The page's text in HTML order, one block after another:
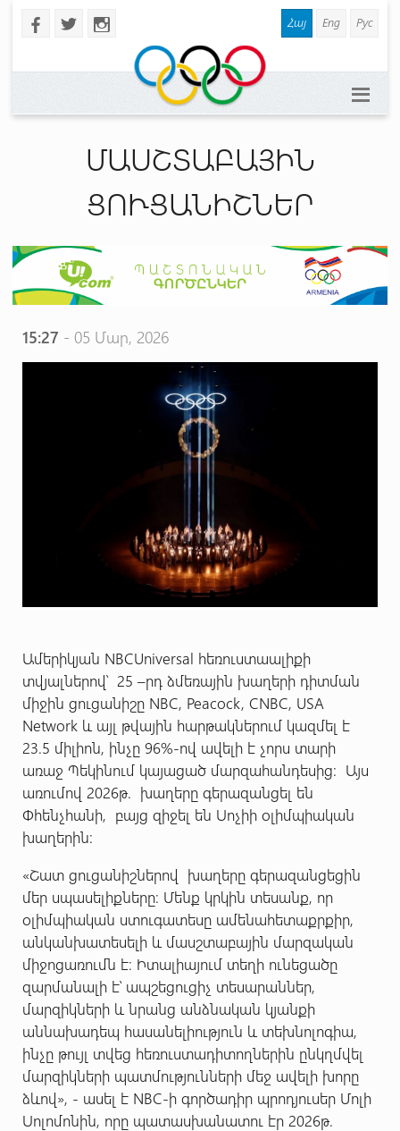
b a x Հայ Eng Рус
ՄԱՍՇՏԱԲԱՅԻՆ
ՑՈՒՑԱՆԻՇՆԵՐ
15:27 - 05 Մար, 2026
Ամերիկյան NBCUniversal հեռուստաալիքի
տվյալներով՝ 25 –րդ ձմեռային խաղերի դիտման
միջին ցուցանիշը NBC, Peacock, CNBC, USA
Network և այլ թվային հարթակներում կազմել է
23.5 միլիոն, ինչը 96%-ով ավելի է չորս տարի
առաջ Պեկինում կայացած մարզահանդեսից: Այս
առումով 2026թ. խաղերը գերազանցել են
Փհենչհանի, բայց զիջել են Սոչիի օլիմպիական
խաղերին։
«Շատ ցուցանիշներով խաղերը գերազանցեցին
մեր սպասելիքները։ Մենք կրկին տեսանք, որ
օլիմպիական ստուգատեսը ամենահետաքրքիր,
անկանխատեսելի և մասշտաբային մարզական
միջոցառումն է։ Իտալիայում տեղի ունեցածը
զարմանալի է՝ ապշեցուցիչ տեսարաններ,
մարզիկների և նրանց անձնական կյանքի
աննախադեպ հասանելիություն և տեխնոլոգիա,
ինչը թույլ տվեց հեռուստադիտողներին ընկղմվել
մարզիկների պատմությունների մեջ ավելի խորը
ձևով», - ասել է NBC-ի գործադիր պրոդյուսեր Մոլի
Սոլոմոնին, որը պատասխանատու էր 2026թ.